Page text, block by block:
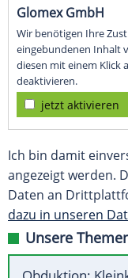
Glomex GmbH
Wir benötigen Ihre
eingebundenen Inhalt
diesen mit einem Klick
deaktivieren.
jetzt aktivieren
Ich bin damit
angezeigt werden.
Daten an
dazu in unseren
Unsere